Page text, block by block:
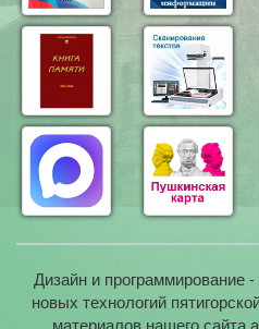
Дизайн и программирование
новых технологий